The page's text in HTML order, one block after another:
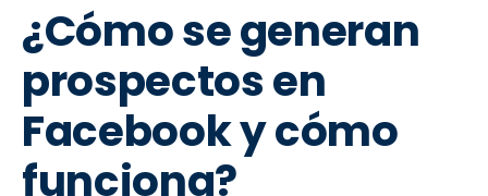
¿Cómo se generan
prospectos en
Facebook y cómo
funciona?